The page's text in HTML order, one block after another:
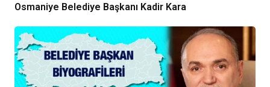
Osmaniye Belediye Başkanı Kadir Kara